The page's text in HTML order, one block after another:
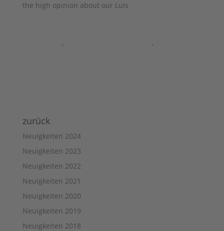
the high opinion about our Luis
zurück
Neuigkeiten 2024
Neuigkeiten 2023
Neuigkeiten 2022
Neuigkeiten 2021
Neuigkeiten 2020
Neuigkeiten 2019
Neuigkeiten 2018